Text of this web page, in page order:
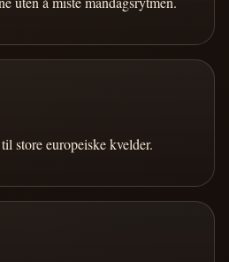
store europeiske kvelder.